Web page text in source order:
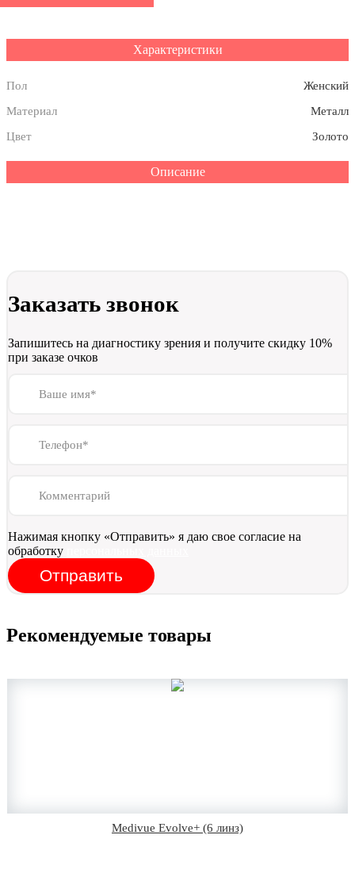
Характеристики
Пол
Женский
Материал
Металл
Цвет
Золото
Описание
Заказать звонок
Запишитесь на диагностику зрения и получите скидку 10%
при заказе очков
Ваше имя*
Телефон*
Комментарий
Нажимая кнопку «Отправить» я даю свое согласие на
обработку
Отправить
Рекомендуемые товары
Medivue Evolve+ (6 линз)